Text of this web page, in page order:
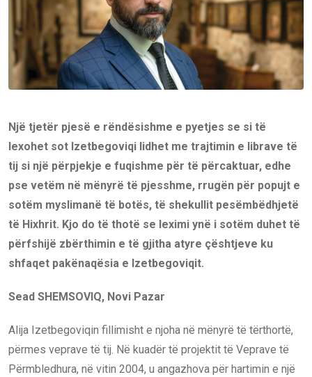
Një tjetër pjesë e rëndësishme e pyetjes se si të
lexohet sot Izetbegoviqi lidhet me trajtimin e librave të
tij si një përpjekje e fuqishme për të përcaktuar, edhe
pse vetëm në mënyrë të pjesshme, rrugën për popujt e
sotëm myslimanë të botës, të shekullit pesëmbëdhjetë
të Hixhrit. Kjo do të thotë se leximi ynë i sotëm duhet të
përfshijë zbërthimin e të gjitha atyre çështjeve ku
shfaqet pakënaqësia e Izetbegoviqit.
Sead SHEMSOVIQ, Novi Pazar
Alija Izetbegoviqin fillimisht e njoha në mënyrë të tërthortë,
përmes veprave të tij. Në kuadër të projektit të Veprave të
Përmbledhura, në vitin 2004, u angazhova për hartimin e një